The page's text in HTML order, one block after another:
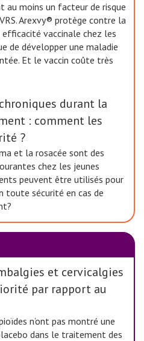
au moins un facteur de risque
Arexvy® protège contre la
efficacité vaccinale chez les
de développer une maladie
Et le vaccin coûte très
durant la
: comment les
?
et la rosacée sont des
chez les jeunes
peuvent être utilisés pour
toute sécurité en cas de
et cervicalgies
par rapport au
n’ont pas montré une
dans le traitement des